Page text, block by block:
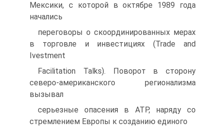
Мексики, с которой в октябре 1989 года
начались
переговоры о скоординированных мерах
в торговле и инвестициях (Trade and
Ivestment
Facilitation Talks). Поворот в сторону
северо-американского регионализма
вызывал
серьезные опасения в АТР, наряду со
стремлением Европы к созданию единого